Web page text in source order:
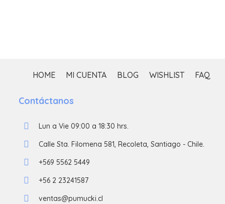
HOME MI CUENTA BLOG WISHLIST FAQ
Contáctanos
Lun a Vie 09:00 a 18:30 hrs.
Calle Sta. Filomena 581, Recoleta, Santiago - Chile.
+569 5562 5449
+56 2 23241587
ventas@pumucki.cl